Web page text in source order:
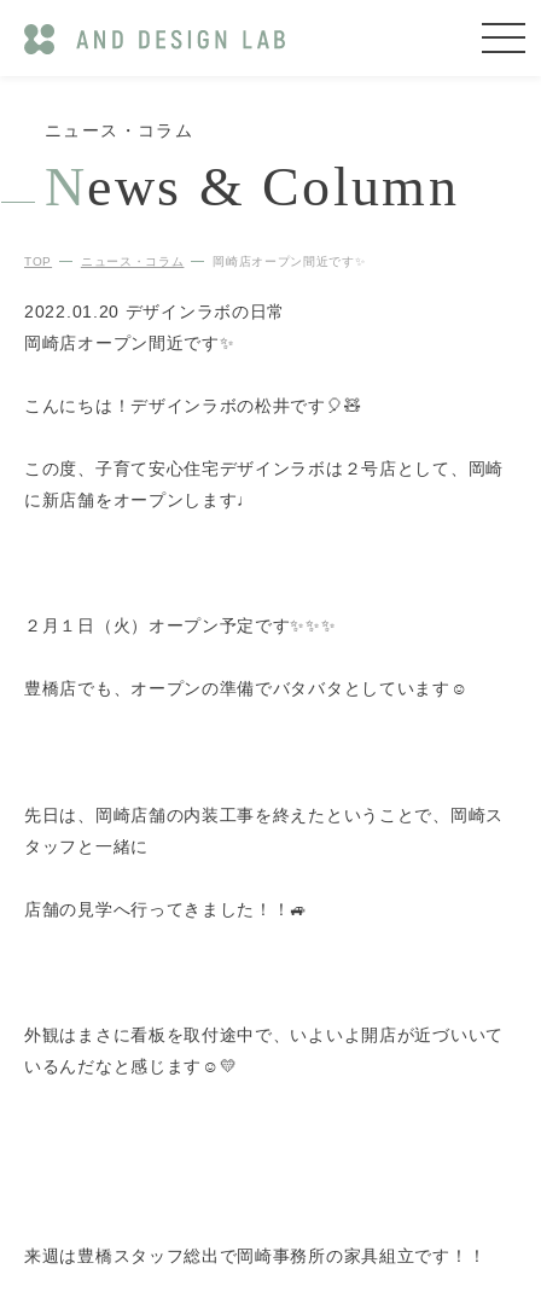
ニュース・コラム
News & Column
TOP ニュース・コラム 岡崎店オープン間近です✨
2022.01.20 デザインラボの日常
岡崎店オープン間近です✨
こんにちは！デザインラボの松井です🎈🧸
この度、子育て安心住宅デザインラボは２号店として、岡崎
に新店舗をオープンします♩
２月１日（火）オープン予定です✨✨✨
豊橋店でも、オープンの準備でバタバタとしています☺
先日は、岡崎店舗の内装工事を終えたということで、岡崎ス
タッフと一緒に
店舗の見学へ行ってきました！！🚙
外観はまさに看板を取付途中で、いよいよ開店が近づいいて
いるんだなと感じます☺💛
来週は豊橋スタッフ総出で岡崎事務所の家具組立です！！